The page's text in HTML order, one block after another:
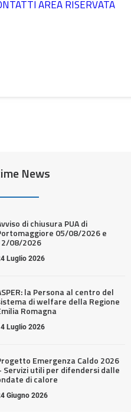
AREA RISERVATA
News
di chiusura PUA di
05/08/2026 e
08/2026
Luglio 2026
la Persona al centro del
di welfare della Regione
Romagna
Luglio 2026
Emergenza Caldo 2026
Servizi utili per difendersi dalle
di calore
Giugno 2026